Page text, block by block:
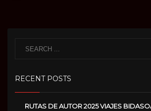
RECENT POSTS
RUTAS DE AUTOR 2025 VIAJES